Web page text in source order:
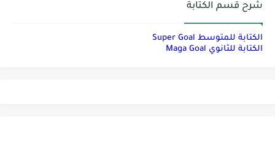
شرح قسم الكتابة
الكتابة للمتوسط Super Goal
الكتابة للثانوي Maga Goal